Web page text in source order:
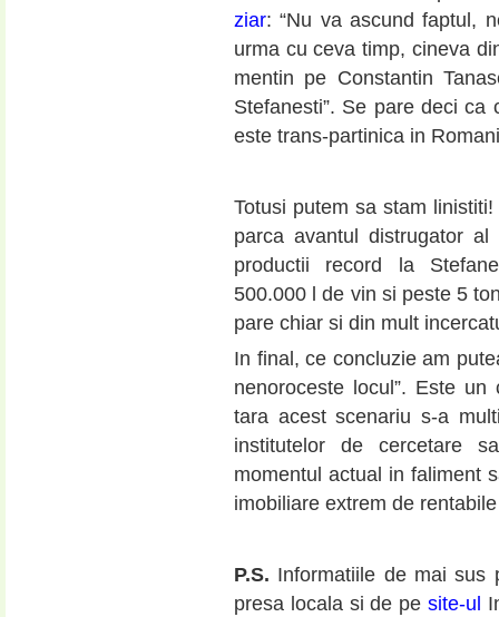
ziar: “Nu va ascund faptul,
urma cu ceva timp, cineva
mentin pe Constantin
Stefanesti”. Se pare deci ca
este trans-partinica in
Totusi putem sa stam
parca avantul distrugator
productii record la
500.000 l de vin si peste 5
pare chiar si din mult
In final, ce concluzie am
nenoroceste locul”. Este
tara acest scenariu s-a
institutelor de cercetare
momentul actual in faliment
imobiliare extrem de
P.S. Informatiile de mai
presa locala si de pe site-ul